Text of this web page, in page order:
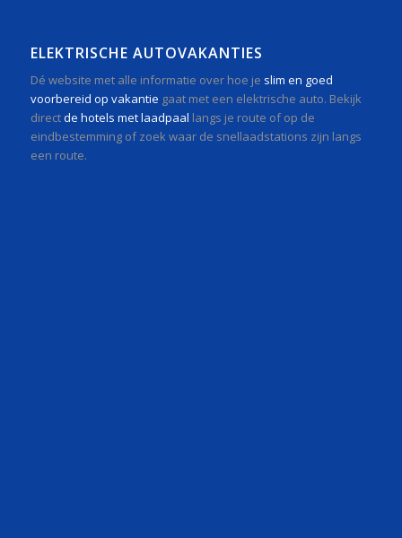
ELEKTRISCHE AUTOVAKANTIES
Dé website met alle informatie over hoe je slim en goed
voorbereid op vakantie gaat met een elektrische auto. Bekijk
directde hotels met laadpaal langs je route of op de
eindbestemming of zoek waar de snellaadstations zijn langs
een route.